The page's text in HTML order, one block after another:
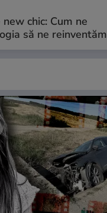
chic: Cum ne
să ne reinventăm